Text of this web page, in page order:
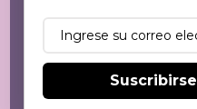
Suscribirse